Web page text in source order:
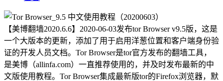
【美博翻墙2020.6.6】2020-06-03发布tor Browser v9.5版，这是
一个大版本的更新，添加了用于启用洋葱位置和客户端身份验
证的开发人员文档。Tor Browser是tor官方发布的翻墙工具，
是美博（allinfa.com）一直推荐使用的，并及时发布最新的中
文版使用教程。Tor Browser集成最新版tor的Firefox浏览器，默